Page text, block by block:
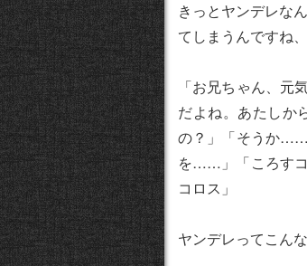
きっとヤンデレな
てしまうんですね、
「お兄ちゃん、
だよね。あたし
の？」「そうか
を……」「ころすコ
コロス」
ヤンデレってこん